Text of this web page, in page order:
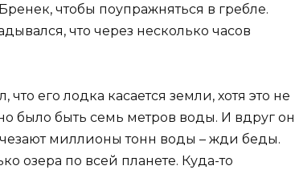
чтобы поупражняться в гребле.
что через несколько часов
его лодка касается земли, хотя это не
было быть семь метров воды. И вдруг он
миллионы тонн воды – жди беды.
озера по всей планете. Куда-то